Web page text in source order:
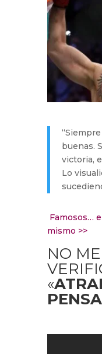
buenas.
victoria,
Lo
Famosos…
mismo >>
NO
«